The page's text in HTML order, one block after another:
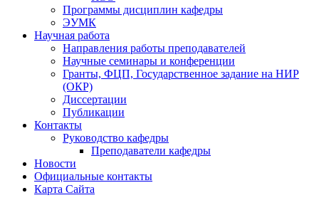
Программы дисциплин кафедры
ЭУМК
Научная работа
Направления работы преподавателей
Научные семинары и конференции
Гранты, ФЦП, Государственное задание на НИР
(ОКР)
Диссертации
Публикации
Контакты
Руководство кафедры
Преподаватели кафедры
Новости
Официальные контакты
Карта Сайта